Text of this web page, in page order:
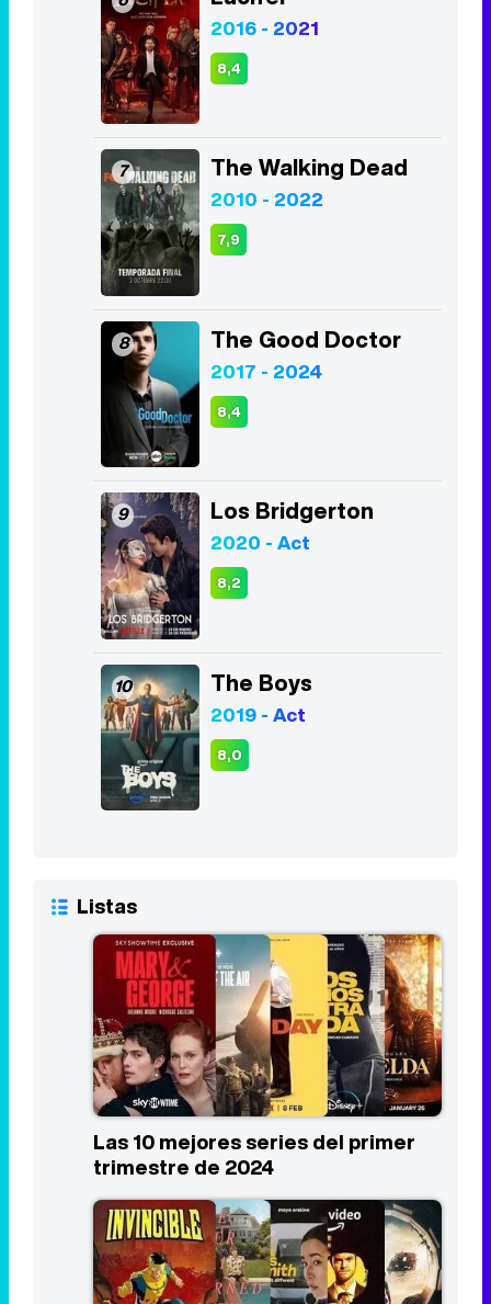
7 The Walking Dead
2010 - 2022
7,9
8 The Good Doctor
2017 - 2024
8,4
9 Los Bridgerton
2020 - Act
8,2
10 The Boys
2019 - Act
8,0
Listas
Las 10 mejores series del primer
trimestre de 2024
Los estrenos más esperados de
Prime Video en 2024